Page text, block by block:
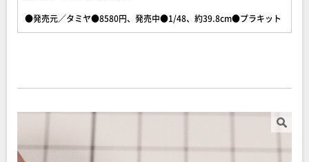
●発売元／タミヤ●8580円、発売中●1/48、約39.8cm●プラキット